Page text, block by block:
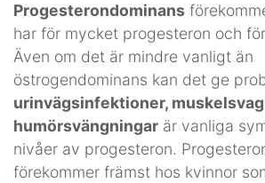
Progesterondominans
har för mycket progesteron och
Även om det är mindre vanligt än
östrogendominans kan det ge
urinvägsinfektioner,
humörsvängningar är vanliga
nivåer av progesteron.
förekommer främst hos kvinnor